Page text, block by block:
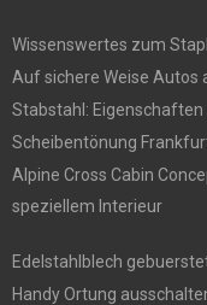
Wissenswertes zum
Auf sichere Weise Autos
Stabstahl:
Scheibentönung
Alpine Cross Cabin
speziellem Interieur
Edelstahlblech
Handy Ortung